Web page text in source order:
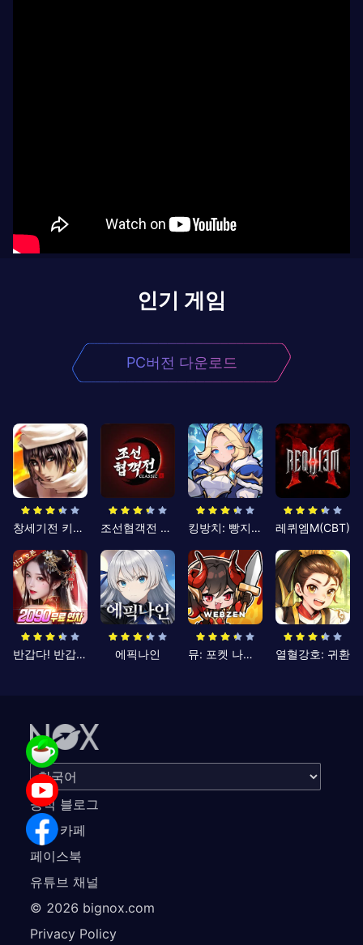
인기 게임
PC버전 다운로드
창세기전 키우기 조선협객전 클래식 킹방치: 빵지의 제왕 레퀴엠M(CBT)
반갑다! 반갑삼국지 에픽나인 뮤: 포켓 나이츠 열혈강호: 귀환
공식 블로그
공식 카페
페이스북
유튜브 채널
© 2026 bignox.com
Privacy Policy